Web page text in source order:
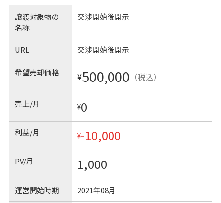
譲渡対象物の
名称
交渉開始後開示
URL 交渉開始後開示
希望売却価格 ¥500,000 （税込）
売上/月 ¥0
利益/月 ¥-10,000
PV/月 1,000
運営開始時期 2021年08月